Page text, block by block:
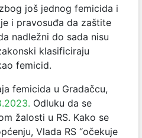
još jednog femicida i
i pravosuđa da zaštite
nadležni do sada nisu
klasificiraju
femicid.
femicida u Gradačcu,
Odluku da se
žalosti u RS. Kako se
Vlada RS “očekuje